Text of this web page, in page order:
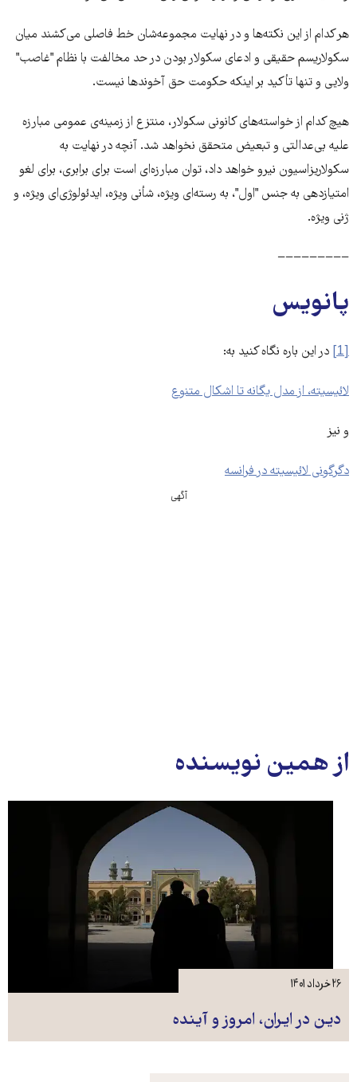
هر کدام از این نکته‌ها و در نهایت مجموعه‌شان خط فاصلی می‌کشند میان
سکولاریسم حقیقی و ادعای سکولار بودن در حد مخالفت با نظام "غاصب"
ولایی و تنها تأکید بر اینکه حکومت حق آخوندها نیست.
هیچ کدام از خواسته‌های کانونی سکولار، منتزع از زمینه‌ی عمومی مبارزه
علیه بی‌عدالتی و تبعیض متحقق نخواهد شد. آنچه در نهایت به
سکولاریزاسیون نیرو خواهد داد، توان مبارزه‌ای است برای برابری، برای لغو
امتیازدهی به جنس "اول"، به رسته‌ای ویژه، شأنی ویژه، ایدئولوژی‌ای ویژه، و
ژنی ویژه.
−−−−−−−−−
پانویس
[1] در این باره نگاه کنید به:
لائیسیته، از مدل یگانه تا اشکال متنوع
و نیز
دگرگونی‌ لائیسیته در فرانسه
آگهی
از همین نویسنده
دین در ایران، امروز و آینده
۲۶ خرداد ۱۴۰۱